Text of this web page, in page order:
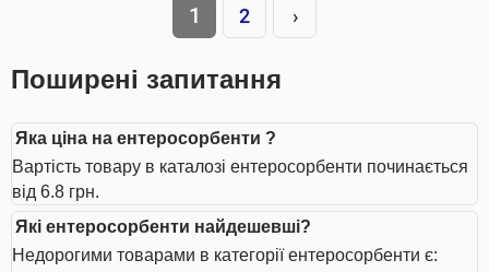
1 2 ›
Поширені запитання
Яка ціна на ентеросорбенти ?
Вартість товару в каталозі ентеросорбенти починається
від 6.8 грн.
Які ентеросорбенти найдешевші?
Недорогими товарами в категорії ентеросорбенти є: